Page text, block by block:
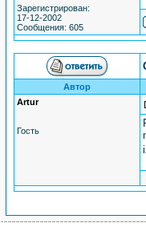
Зарегистрирован:
17-12-2002
Сообщения: 605
Автор
Artur
Гость